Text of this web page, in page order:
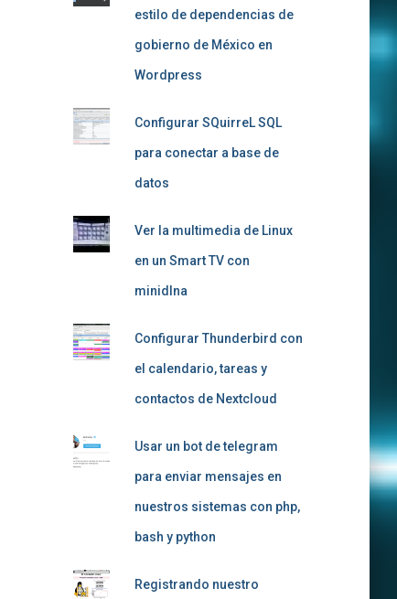
estilo de dependencias de
gobierno de México en
Wordpress
Configurar SQuirreL SQL
para conectar a base de
datos
Ver la multimedia de Linux
en un Smart TV con
minidlna
Configurar Thunderbird con
el calendario, tareas y
contactos de Nextcloud
Usar un bot de telegram
para enviar mensajes en
nuestros sistemas con php,
bash y python
Registrando nuestro